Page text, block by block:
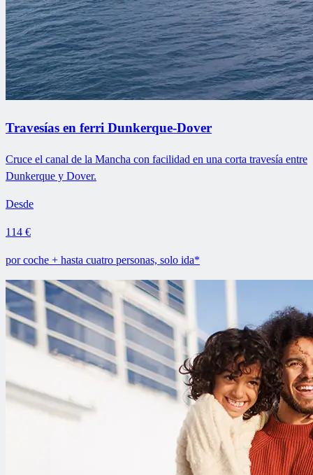
Travesías en ferri Dunkerque-Dover
Cruce el canal de la Mancha con facilidad en una corta travesía entre
Dunkerque y Dover.
Desde
114 €
por coche + hasta cuatro personas, solo ida*